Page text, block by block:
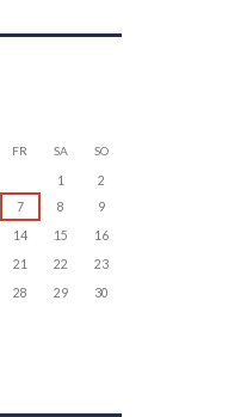
FR SA SO
1
2
7 8
9
14 15
16
21 22
23
28 29
30